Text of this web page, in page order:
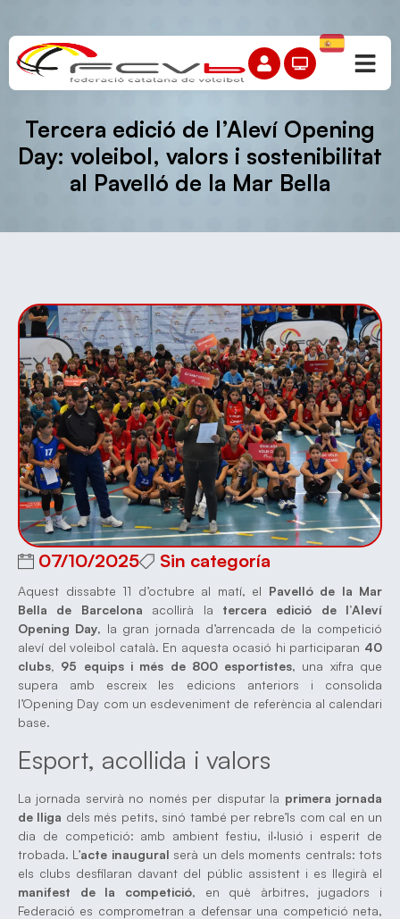
Tercera edició de l’Aleví Opening
Day: voleibol, valors i sostenibilitat
al Pavelló de la Mar Bella
07/10/2025 Sin categoría
Aquest dissabte 11 d’octubre al matí, el Pavelló de la Mar
Bella de Barcelona acollirà la tercera edició de l’Aleví
Opening Day, la gran jornada d’arrencada de la competició
aleví del voleibol català. En aquesta ocasió hi participaran 40
clubs, 95 equips i més de 800 esportistes, una xifra que
supera amb escreix les edicions anteriors i consolida
l’Opening Day com un esdeveniment de referència al calendari
base.
Esport, acollida i valors
La jornada servirà no només per disputar la primera jornada
de lliga dels més petits, sinó també per rebre’ls com cal en un
dia de competició: amb ambient festiu, il·lusió i esperit de
trobada. L’acte inaugural serà un dels moments centrals: tots
els clubs desfilaran davant del públic assistent i es llegirà el
manifest de la competició, en què àrbitres, jugadors i
Federació es comprometran a defensar una competició neta,